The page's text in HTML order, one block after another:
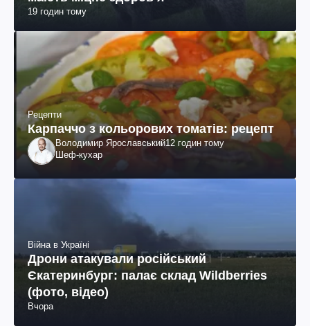
19 годин тому
Рецепти
Карпаччо з кольорових томатів: рецепт
Володимир Ярославський12 годин тому
Шеф-кухар
Війна в Україні
Дрони атакували російський
Єкатеринбург: палає склад Wildberries
(фото, відео)
Вчора